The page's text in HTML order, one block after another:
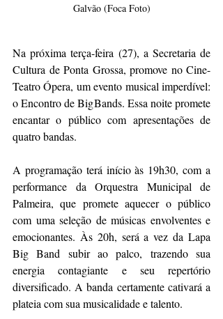
Galvão (Foca Foto)
Na próxima terça-feira (27), a Secretaria de
Cultura de Ponta Grossa, promove no Cine-
Teatro Ópera, um evento musical imperdível:
o Encontro de BigBands. Essa noite promete
encantar o público com apresentações de
quatro bandas.
A programação terá início às 19h30, com a
performance da Orquestra Municipal de
Palmeira, que promete aquecer o público
com uma seleção de músicas envolventes e
emocionantes. Às 20h, será a vez da Lapa
Big Band subir ao palco, trazendo sua
energia contagiante e seu repertório
diversificado. A banda certamente cativará a
plateia com sua musicalidade e talento.